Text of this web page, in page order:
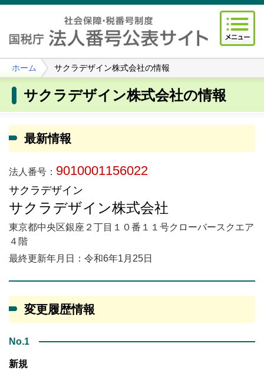
ホーム サクラデザイン株式会社の情報
サクラデザイン株式会社の情報
最新情報
法人番号： 9010001156022
サクラデザイン
サクラデザイン株式会社
東京都中央区銀座２丁目１０番１１号クローバースクエア
４階
最終更新年月日：令和6年1月25日
変更履歴情報
No.1
新規